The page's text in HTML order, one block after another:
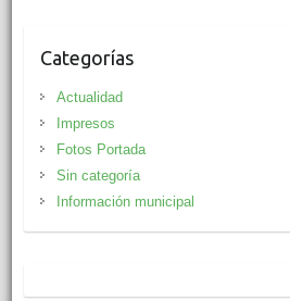
Categorías
Actualidad
Impresos
Fotos Portada
Sin categoría
Información municipal